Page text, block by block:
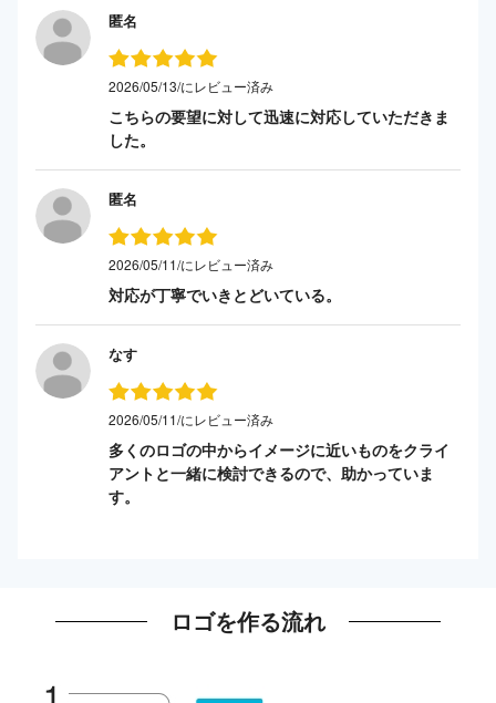
匿名
2026/05/13/にレビュー済み
こちらの要望に対して迅速に対応していただきま
した。
匿名
2026/05/11/にレビュー済み
対応が丁寧でいきとどいている。
なす
2026/05/11/にレビュー済み
多くのロゴの中からイメージに近いものをクライ
アントと一緒に検討できるので、助かっていま
す。
ロゴを作る流れ